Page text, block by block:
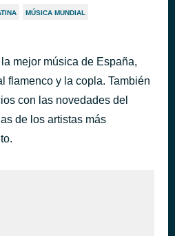
hace 3 días
MÚSICA MUNDIAL
mejor música de España,
flamenco y la copla. También
con las novedades del
de los artistas más